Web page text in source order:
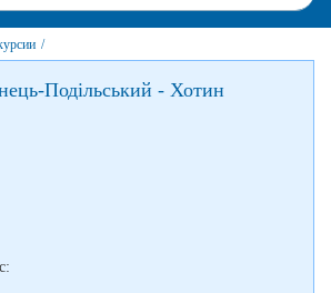
/
Подільський - Хотин